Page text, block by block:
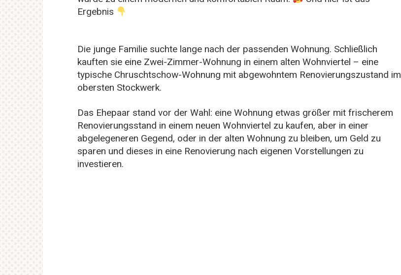
Ergebnis
Die junge Familie suchte lange nach der passenden Wohnung. Schließlich
kauften sie eine Zwei-Zimmer-Wohnung in einem alten Wohnviertel – eine
typische Chruschtschow-Wohnung mit abgewohntem Renovierungszustand im
obersten Stockwerk.
Das Ehepaar stand vor der Wahl: eine Wohnung etwas größer mit frischerem
Renovierungsstand in einem neuen Wohnviertel zu kaufen, aber in einer
abgelegeneren Gegend, oder in der alten Wohnung zu bleiben, um Geld zu
sparen und dieses in eine Renovierung nach eigenen Vorstellungen zu
investieren.